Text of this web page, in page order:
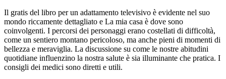
Il gratis del libro per un adattamento televisivo è evidente nel suo
mondo riccamente dettagliato e La mia casa è dove sono
coinvolgenti. I percorsi dei personaggi erano costellati di difficoltà,
come un sentiero montano pericoloso, ma anche pieni di momenti di
bellezza e meraviglia. La discussione su come le nostre abitudini
quotidiane influenzino la nostra salute è sia illuminante che pratica. I
consigli dei medici sono diretti e utili.